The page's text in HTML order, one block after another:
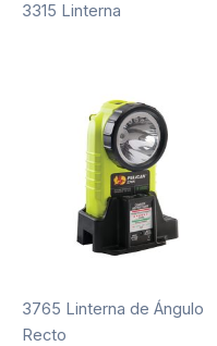
3315 Linterna
3765 Linterna de Ángulo
Recto